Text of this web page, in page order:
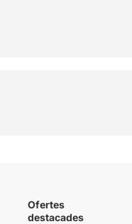
Ofertes
destacades